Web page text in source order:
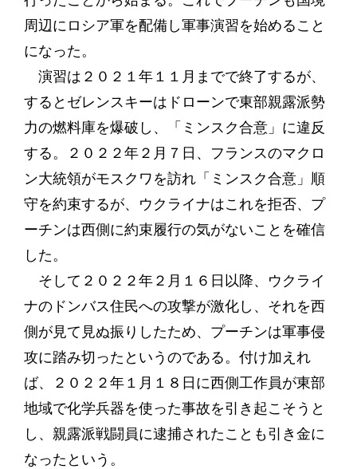
周辺にロシア軍を配備し軍事演習を始めること
になった。
演習は２０２１年１１月までで終了するが、
するとゼレンスキーはドローンで東部親露派勢
力の燃料庫を爆破し、「ミンスク合意」に違反
する。２０２２年２月７日、フランスのマクロ
ン大統領がモスクワを訪れ「ミンスク合意」順
守を約束するが、ウクライナはこれを拒否、プ
ーチンは西側に約束履行の気がないことを確信
した。
そして２０２２年２月１６日以降、ウクライ
ナのドンバス住民への攻撃が激化し、それを西
側が見て見ぬ振りしたため、プーチンは軍事侵
攻に踏み切ったというのである。付け加えれ
ば、２０２２年１月１８日に西側工作員が東部
地域で化学兵器を使った事故を引き起こそうと
し、親露派戦闘員に逮捕されたことも引き金に
なったという。